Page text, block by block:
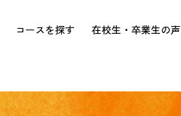
コースを探す 在校生・卒業生の声